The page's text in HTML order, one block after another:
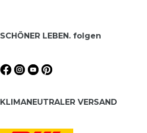
SCHÖNER LEBEN. folgen
KLIMANEUTRALER VERSAND